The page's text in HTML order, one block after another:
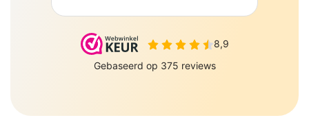
PePePe BV Sulky 6 J